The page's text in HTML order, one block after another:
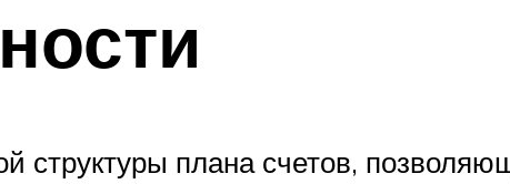
структуры плана счетов,